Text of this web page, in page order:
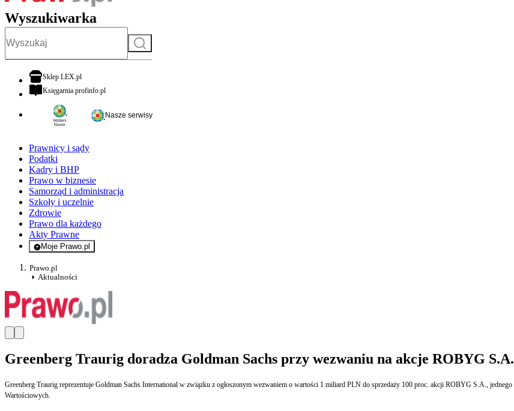
Wyszukiwarka
Szukaj
Sklep LEX.plotwiera się w nowej karcie
Księgarnia profinfo.plotwiera się w nowej karcie
Nasze serwisy
Prawnicy i sądy
Podatki
Kadry i BHP
Prawo w biznesie
Samorząd i administracja
Szkoły i uczelnie
Zdrowie
Prawo dla każdego
Akty Prawne
Moje Prawo.pl
- rejestracja i logowanie do serwisu
Prawo.pl
Aktualności
Greenberg Traurig doradza Goldman Sachs przy wezwaniu na akcje ROBYG S.A.
Greenberg Traurig reprezentuje Goldman Sachs International w związku z ogłoszonym wezwaniem o wartości 1 miliard PLN do sprzedaży 100 proc. akcji ROBYG S.A., jednego z wiodących deweloperów w Polsce, notowanego na Warszawskiej Giełdzie Papierów
Wartościowych.